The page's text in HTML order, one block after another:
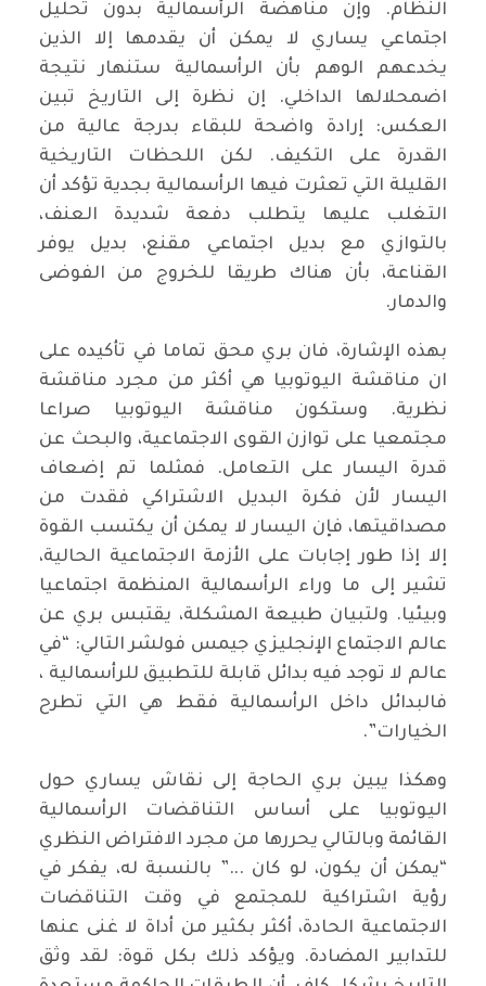
النظام. وإن مناهضة الرأسمالية بدون تحليل
اجتماعي يساري لا يمكن أن يقدمها إلا الذين
يخدعهم الوهم بأن الرأسمالية ستنهار نتيجة
اضمحلالها الداخلي. إن نظرة إلى التاريخ تبين
العكس: إرادة واضحة للبقاء بدرجة عالية من
القدرة على التكيف. لكن اللحظات التاريخية
القليلة التي تعثرت فيها الرأسمالية بجدية تؤكد أن
التغلب عليها يتطلب دفعة شديدة العنف،
بالتوازي مع بديل اجتماعي مقنع، بديل يوفر
القناعة، بأن هناك طريقا للخروج من الفوضى
والدمار.
بهذه الإشارة، فان بري محق تماما في تأكيده على
ان مناقشة اليوتوبيا هي أكثر من مجرد مناقشة
نظرية. وستكون مناقشة اليوتوبيا صراعا
مجتمعيا على توازن القوى الاجتماعية، والبحث عن
قدرة اليسار على التعامل. فمثلما تم إضعاف
اليسار لأن فكرة البديل الاشتراكي فقدت من
مصداقيتها، فإن اليسار لا يمكن أن يكتسب القوة
إلا إذا طور إجابات على الأزمة الاجتماعية الحالية،
تشير إلى ما وراء الرأسمالية المنظمة اجتماعيا
وبيئيا. ولتبيان طبيعة المشكلة، يقتبس بري عن
عالم الاجتماع الإنجليزي جيمس فولشر التالي: “في
عالم لا توجد فيه بدائل قابلة للتطبيق للرأسمالية ،
فالبدائل داخل الرأسمالية فقط هي التي تطرح
الخيارات”.
وهكذا يبين بري الحاجة إلى نقاش يساري حول
اليوتوبيا على أساس التناقضات الرأسمالية
القائمة وبالتالي يحررها من مجرد الافتراض النظري
“يمكن أن يكون، لو كان ...” بالنسبة له، يفكر في
رؤية اشتراكية للمجتمع في وقت التناقضات
الاجتماعية الحادة، أكثر بكثير من أداة لا غنى عنها
للتدابير المضادة. ويؤكد ذلك بكل قوة: لقد وثق